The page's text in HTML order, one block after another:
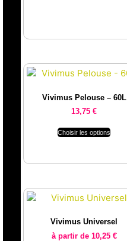
Vivimus Pelouse – 60L
13,75 €
Choisir les options
Vivimus Universel
à partir de 10,25 €